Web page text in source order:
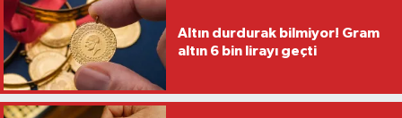
Altın durdurak bilmiyor! Gram
altın 6 bin lirayı geçti